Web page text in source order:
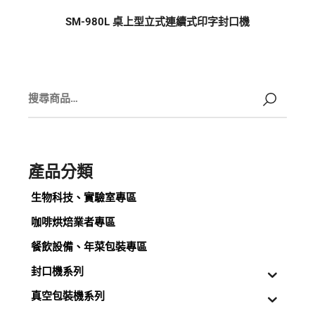
SM-980L 桌上型立式連續式印字封口機
產品分類
生物科技、實驗室專區
咖啡烘焙業者專區
餐飲設備、年菜包裝專區
封口機系列
真空包裝機系列